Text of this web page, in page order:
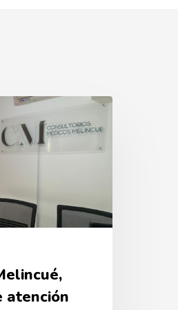
atención